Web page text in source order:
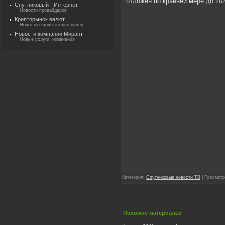
Спутниковый - Интернет
Новости провайдеров
Крипторынок валют
Новости о криптотехнологиях
Новости компании Мирант
Новые услуги, изменения
Категория: Спутниковые новости ТВ
Похожие материалы: